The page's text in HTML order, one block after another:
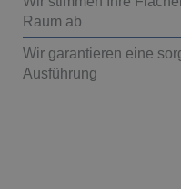
Raum ab
Wir garantieren eine
Ausführung